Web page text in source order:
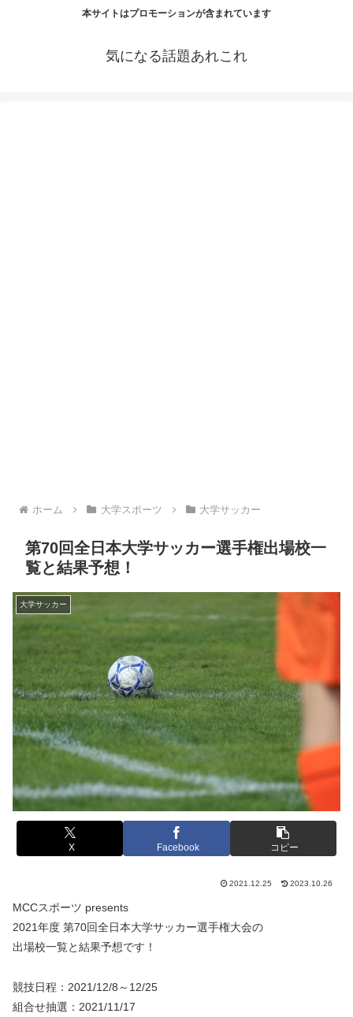
本サイトはプロモーションが含まれています
気になる話題あれこれ
ホーム 大学スポーツ 大学サッカー
第70回全日本大学サッカー選手権出場校一
覧と結果予想！
大学サッカー
X Facebook コピー
2021.12.25 2023.10.26
MCCスポーツ presents
2021年度 第70回全日本大学サッカー選手権大会の
出場校一覧と結果予想です！
競技日程：2021/12/8～12/25
組合せ抽選：2021/11/17